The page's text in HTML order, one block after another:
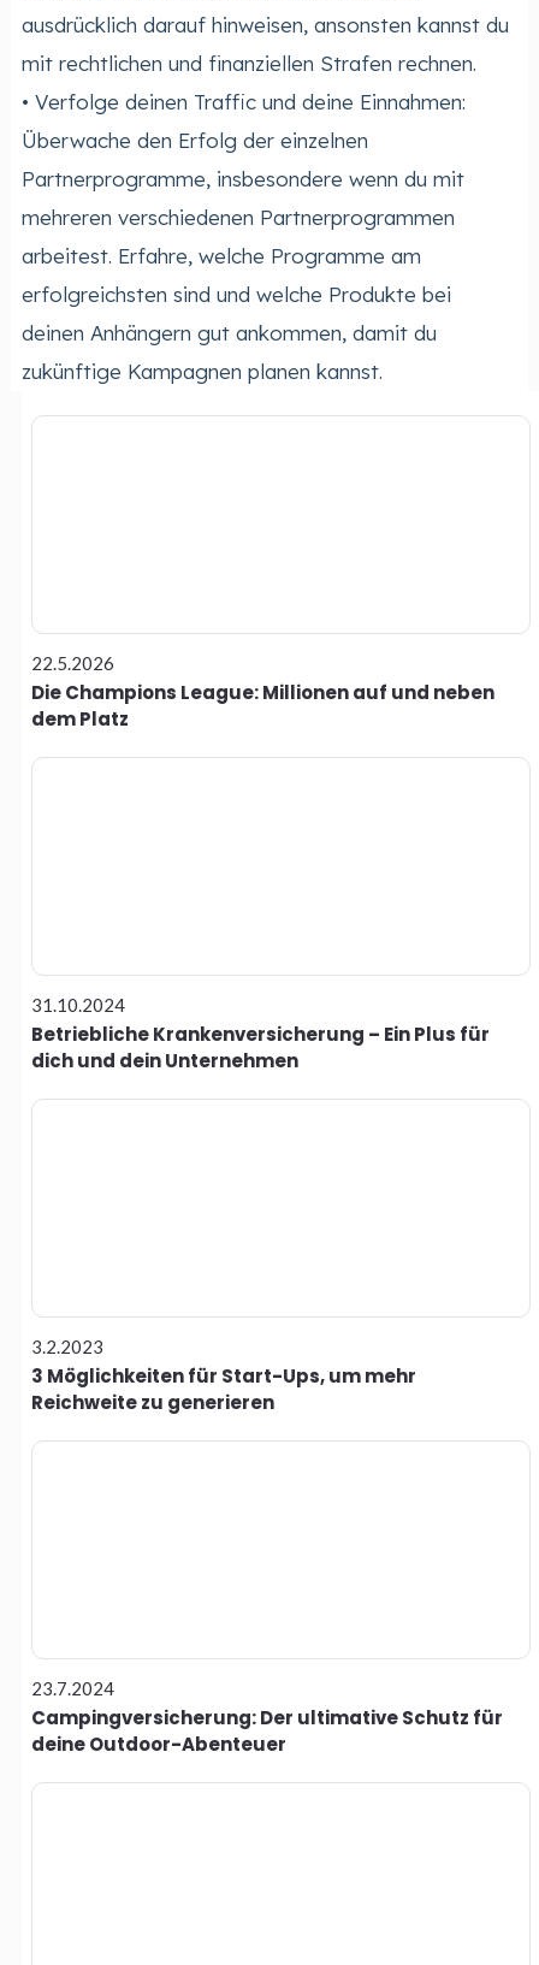
ausdrücklich darauf hinweisen, ansonsten kannst du
mit rechtlichen und finanziellen Strafen rechnen.
• Verfolge deinen Traffic und deine Einnahmen:
Überwache den Erfolg der einzelnen
Partnerprogramme, insbesondere wenn du mit
mehreren verschiedenen Partnerprogrammen
arbeitest. Erfahre, welche Programme am
erfolgreichsten sind und welche Produkte bei
deinen Anhängern gut ankommen, damit du
zukünftige Kampagnen planen kannst.
22.5.2026
Die Champions League: Millionen auf und neben
dem Platz
31.10.2024
Betriebliche Krankenversicherung – Ein Plus für
dich und dein Unternehmen
3.2.2023
3 Möglichkeiten für Start-Ups, um mehr
Reichweite zu generieren
23.7.2024
Campingversicherung: Der ultimative Schutz für
deine Outdoor-Abenteuer